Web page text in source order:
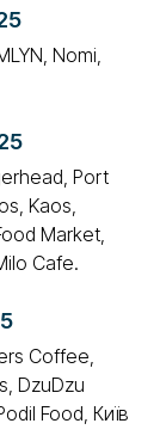
Nomi,
Port
Kaos,
Market,
Cafe.
Coffee,
DzuDzu
Food, Київ